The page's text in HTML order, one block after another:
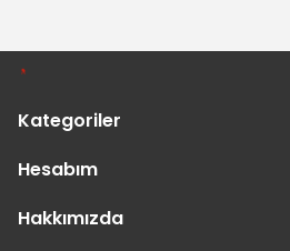
Kategoriler
Hesabım
Hakkımızda